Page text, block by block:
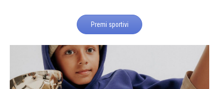
Premi sportivi